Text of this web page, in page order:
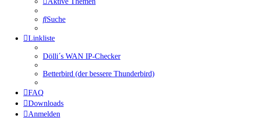
Suche
Linkliste
Dölli´s WAN IP-Checker
Betterbird (der bessere Thunderbird)
FAQ
Downloads
Anmelden